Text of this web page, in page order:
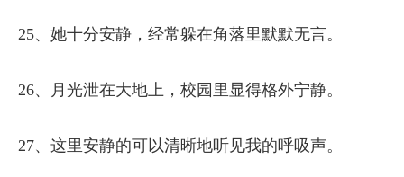
25、她十分安静，经常躲在角落里默默无言。
26、月光泄在大地上，校园里显得格外宁静。
27、这里安静的可以清晰地听见我的呼吸声。